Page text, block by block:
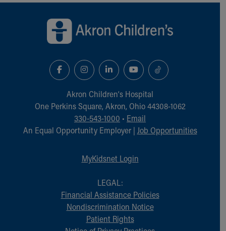
Akron Children‘s Hospital
One Perkins Square, Akron, Ohio 44308-1062
330-543-1000 • Email
An Equal Opportunity Employer | Job Opportunities
MyKidsnet Login
LEGAL:
Financial Assistance Policies
Nondiscrimination Notice
Patient Rights